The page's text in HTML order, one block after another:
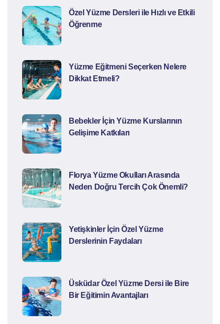
Özel Yüzme Dersleri ile Hızlı ve Etkili
Öğrenme
Yüzme Eğitmeni Seçerken Nelere
Dikkat Etmeli?
Bebekler İçin Yüzme Kurslarının
Gelişime Katkıları
Florya Yüzme Okulları Arasında
Neden Doğru Tercih Çok Önemli?
Yetişkinler İçin Özel Yüzme
Derslerinin Faydaları
Üsküdar Özel Yüzme Dersi ile Bire
Bir Eğitimin Avantajları